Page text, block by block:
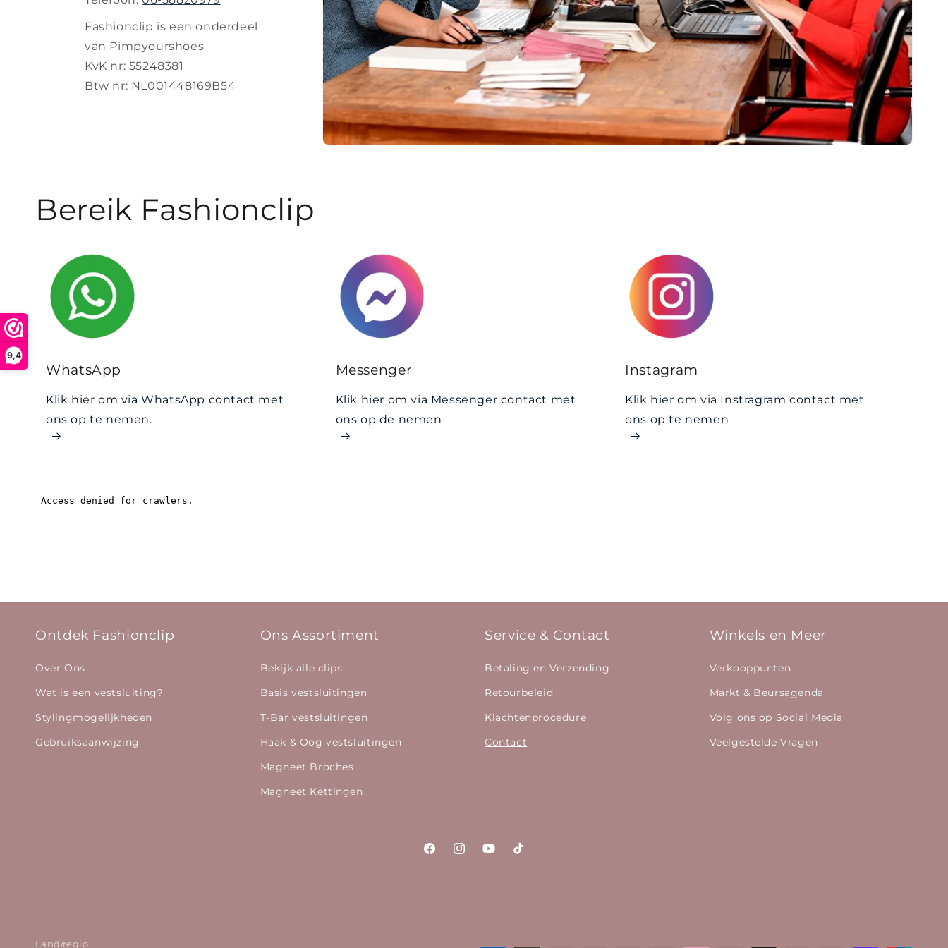
9,4
Fashionclip is een onderdeel
van Pimpyourshoes
KvK nr: 55248381
Btw nr: NL001448169B54
Bereik Fashionclip
WhatsApp
Klik hier om via WhatsApp contact met
ons op te nemen.
Messenger
Klik hier om via Messenger contact met
ons op de nemen
Instagram
Klik hier om via Instragram contact met
ons op te nemen
Ontdek Fashionclip
Over Ons
Wat is een vestsluiting?
Stylingmogelijkheden
Gebruiksaanwijzing
Ons Assortiment
Bekijk alle clips
Basis vestsluitingen
T-Bar vestsluitingen
Haak & Oog vestsluitingen
Magneet Broches
Magneet Kettingen
Service & Contact
Betaling en Verzending
Retourbeleid
Klachtenprocedure
Contact
Winkels en Meer
Verkooppunten
Markt & Beursagenda
Volg ons op Social Media
Veelgestelde Vragen
FacebookInstagramYouTubeTikTok
Land/regio